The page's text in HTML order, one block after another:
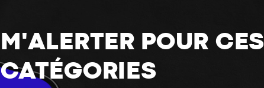
M'ALERTER POUR CES
CATÉGORIES